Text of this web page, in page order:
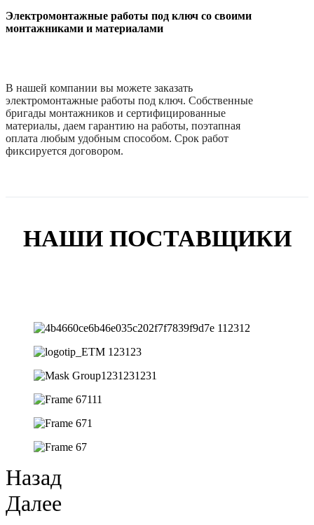
Электромонтажные работы под ключ со своими
монтажниками и материалами
В нашей компании вы можете заказать
электромонтажные работы под ключ. Собственные
бригады монтажников и сертифицированные
материалы, даем гарантию на работы, поэтапная
оплата любым удобным способом. Срок работ
фиксируется договором.
НАШИ ПОСТАВЩИКИ
Назад
Далее